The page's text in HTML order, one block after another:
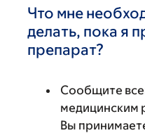
Что мне
делать, пока я
препарат?
Сообщите
медицинским
Вы